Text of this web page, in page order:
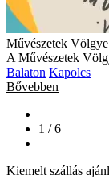
Művészetek Völgye
A Művészetek
Balaton Kapolcs
Bővebben
1 / 6
Kiemelt szállás